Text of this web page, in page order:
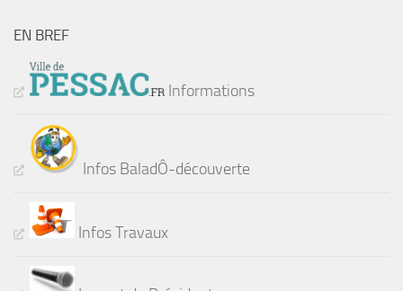
EN BREF
Informations
Infos BaladÔ-découverte
Infos Travaux